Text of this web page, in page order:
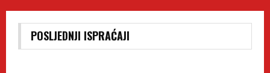
POSLJEDNJI ISPRAĆAJI